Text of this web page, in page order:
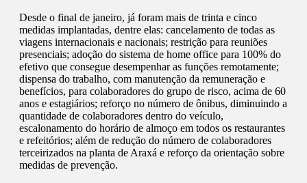
Desde o final de janeiro, já foram mais de trinta e cinco
medidas implantadas, dentre elas: cancelamento de todas as
viagens internacionais e nacionais; restrição para reuniões
presenciais; adoção do sistema de home office para 100% do
efetivo que consegue desempenhar as funções remotamente;
dispensa do trabalho, com manutenção da remuneração e
benefícios, para colaboradores do grupo de risco, acima de 60
anos e estagiários; reforço no número de ônibus, diminuindo a
quantidade de colaboradores dentro do veículo,
escalonamento do horário de almoço em todos os restaurantes
e refeitórios; além de redução do número de colaboradores
terceirizados na planta de Araxá e reforço da orientação sobre
medidas de prevenção.